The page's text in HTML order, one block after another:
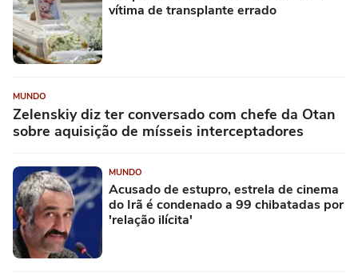
vítima de transplante errado
MUNDO
Zelenskiy diz ter conversado com chefe da Otan
sobre aquisição de mísseis interceptadores
MUNDO
Acusado de estupro, estrela de cinema
do Irã é condenado a 99 chibatadas por
'relação ilícita'